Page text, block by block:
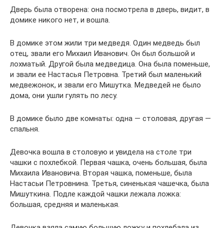
Дверь была отворена: она посмотрела в дверь, видит, в
домике никого нет, и вошла.
В домике этом жили три медведя. Один медведь был
отец, звали его Михаил Иванович. Он был большой и
лохматый. Другой была медведица. Она была поменьше,
и звали ее Настасья Петровна. Третий был маленький
медвежонок, и звали его Мишутка. Медведей не было
дома, они ушли гулять по лесу.
В домике было две комнаты: одна — столовая, другая —
спальня.
Девочка вошла в столовую и увидела на столе три
чашки с похлебкой. Первая чашка, очень большая, была
Михаила Ивановича. Вторая чашка, поменьше, была
Настасьи Петровнина. Третья, синенькая чашечка, была
Мишуткина. Подле каждой чашки лежала ложка:
большая, средняя и маленькая.